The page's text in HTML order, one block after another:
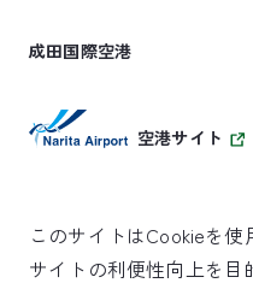
成田国際空港
空港サイト
このサイトはCookieを使
サイトの利便性向上を目